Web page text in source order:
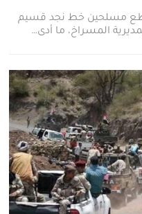
قطع مسلحين خط نجد قسيم
المسراخ، ما أدى…